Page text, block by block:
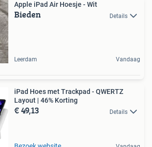
Apple iPad Air Hoesje - Wit
Bieden Details
Leerdam Vandaag
iPad Hoes met Trackpad - QWERTZ
Layout | 46% Korting
€ 49,13 Details